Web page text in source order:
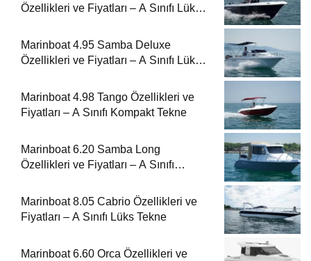
Özellikleri ve Fiyatları – A Sınıfı Lüks
Marinboat 4.95 Samba Deluxe
Özellikleri ve Fiyatları – A Sınıfı Lüks
Marinboat 4.98 Tango Özellikleri ve
Fiyatları – A Sınıfı Kompakt Tekne
Marinboat 6.20 Samba Long
Özellikleri ve Fiyatları – A Sınıfı
Marinboat 8.05 Cabrio Özellikleri ve
Fiyatları – A Sınıfı Lüks Tekne
Marinboat 6.60 Orca Özellikleri ve